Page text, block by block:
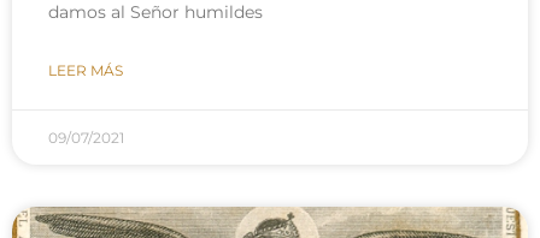
damos al Señor humildes
LEER MÁS
09/07/2021